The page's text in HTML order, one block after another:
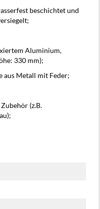
beschichtet und
Aluminium,
330 mm);
aus Metall mit Feder;
(z.B.